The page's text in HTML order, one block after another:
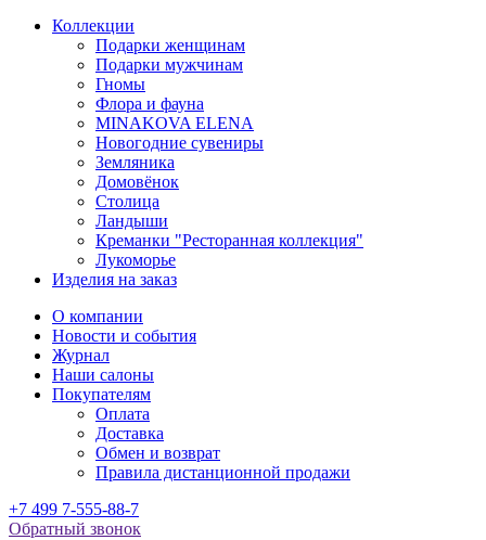
Коллекции
Подарки женщинам
Подарки мужчинам
Гномы
Флора и фауна
MINAKOVA ELENA
Новогодние сувениры
Земляника
Домовёнок
Столица
Ландыши
Креманки "Ресторанная коллекция"
Лукоморье
Изделия на заказ
О компании
Новости и события
Журнал
Наши салоны
Покупателям
Оплата
Доставка
Обмен и возврат
Правила дистанционной продажи
+7 499 7-555-88-7
Обратный звонок